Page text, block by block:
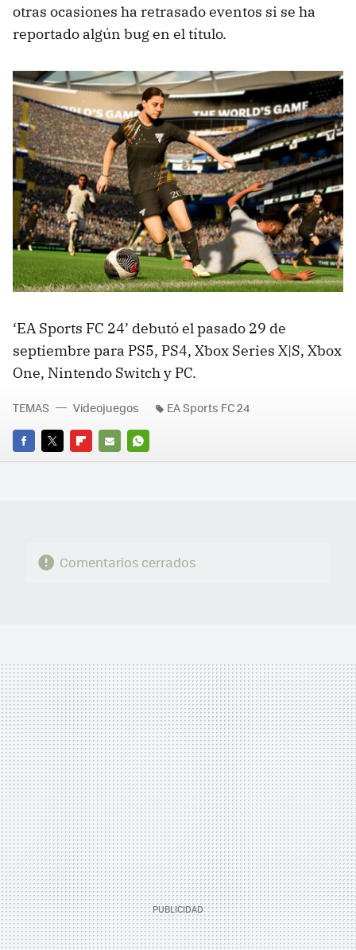
otras ocasiones ha retrasado eventos si se ha
reportado algún bug en el título.
‘EA Sports FC 24’ debutó el pasado 29 de
septiembre para PS5, PS4, Xbox Series X|S, Xbox
One, Nintendo Switch y PC.
FACEBOOK
TWITTERFLIPBOARD
E-
WHATSAPP
TEMAS Videojuegos EA Sports FC 24
Comentarios cerrados